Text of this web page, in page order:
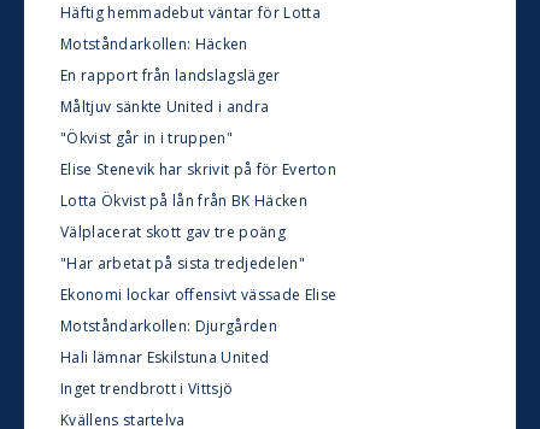
Häftig hemmadebut väntar för Lotta
Motståndarkollen: Häcken
En rapport från landslagsläger
Måltjuv sänkte United i andra
"Ökvist går in i truppen"
Elise Stenevik har skrivit på för Everton
Lotta Ökvist på lån från BK Häcken
Välplacerat skott gav tre poäng
"Har arbetat på sista tredjedelen"
Ekonomi lockar offensivt vässade Elise
Motståndarkollen: Djurgården
Hali lämnar Eskilstuna United
Inget trendbrott i Vittsjö
Kvällens startelva